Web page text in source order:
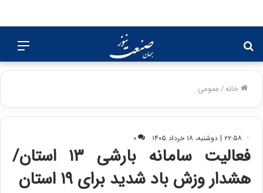
برای
خانه/عمومی
۲۲:۵۸ | دوشنبه، ۱۸ خرداد ۱۴۰۵ ۰
فعالیت سامانه بارشی ۱۳ استان/
هشدار وزش باد شدید برای ۱۹ استان